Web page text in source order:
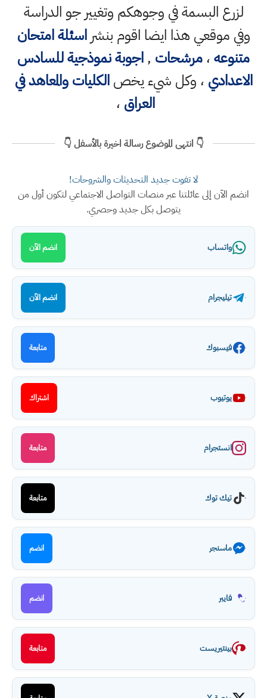
لزرع البسمة في وجوهكم وتغيير جو الدراسة
وفي موقعي هذا ايضا اقوم بنشراسئلة امتحان
متنوعه،مرشحات ,اجوبة نموذجية للسادس
الاعدادي ، وكل شيء يخصالكليات والمعاهد في
العراق ،
👇 انتهى الموضوع رسالة اخيرة بالأسفل 👇
لا تفوت جديد التحديثات والشروحات!
انضم الآن إلى عائلتنا عبر منصات التواصل الاجتماعي لتكون أول من
يتوصل بكل جديد وحصري.
واتساب انضم الآن
تيليجرام انضم الآن
فيسبوك متابعة
يوتيوب اشتراك
انستجرام متابعة
تيك توك متابعة
ماسنجر انضم
فايبر انضم
بينتيريست متابعة